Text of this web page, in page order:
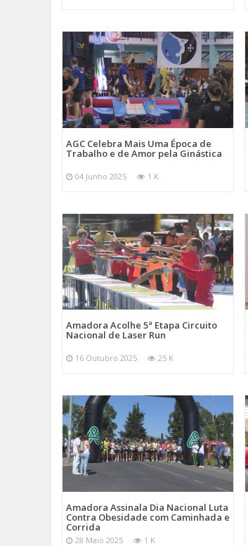
AGC Celebra Mais Uma Época de
Trabalho e de Amor pela Ginástica
04 Junho 2025 1 K
Amadora Acolhe 5ª Etapa Circuito
Nacional de Laser Run
16 Outubro 2025 25 K
Amadora Assinala Dia Nacional Luta
Contra Obesidade com Caminhada e
Corrida
28 Maio 2025 1 K